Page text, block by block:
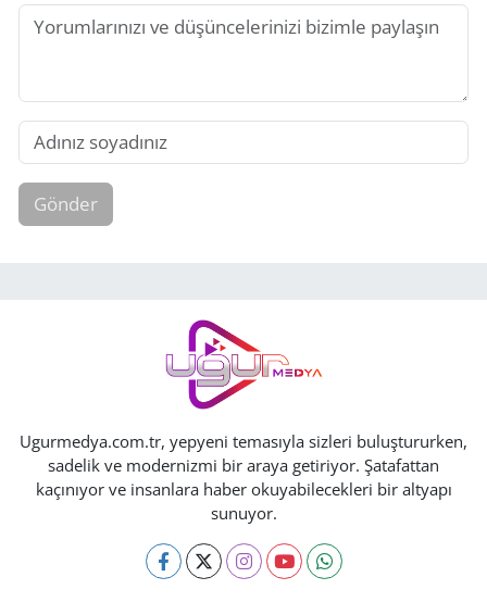
Gönder
Ugurmedya.com.tr, yepyeni temasıyla sizleri buluştururken,
sadelik ve modernizmi bir araya getiriyor. Şatafattan
kaçınıyor ve insanlara haber okuyabilecekleri bir altyapı
sunuyor.